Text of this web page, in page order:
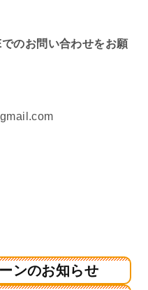
のお問い合わせをお願
ンのお知らせ